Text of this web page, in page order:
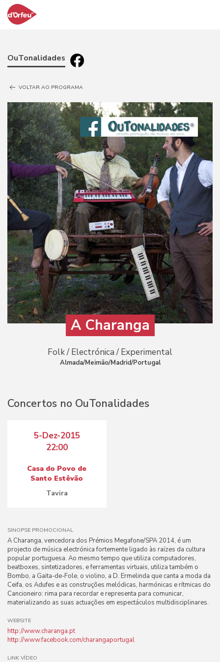
OuTonalidades
VOLTAR AO PROGRAMA
A Charanga
Folk / Electrónica / Experimental
Almada/Meimão/Madrid/Portugal
Concertos no OuTonalidades
5-Dez-2015
22:00
Casa do Povo de
Santo Estêvão
Tavira
SINOPSE PROMOCIONAL
A Charanga, vencedora dos Prémios Megafone/SPA 2014, é um
projecto de música electrónica fortemente ligado às raízes da cultura
popular portuguesa. Ao mesmo tempo que utiliza computadores,
beatboxes, sintetizadores, e ferramentas virtuais, utiliza também o
Bombo, a Gaita-de-Fole, o violino, a D. Ermelinda que canta a moda da
Ceifa, os Adufes e as construções melódicas, harmónicas e rítmicas do
Cancioneiro: rima para recordar e representa para comunicar,
materializando as suas actuações em espectáculos multidisciplinares.
WEBSITE
http://www.charanga.pt
http://www.facebook.com/charangaportugal
LINK VÍDEO